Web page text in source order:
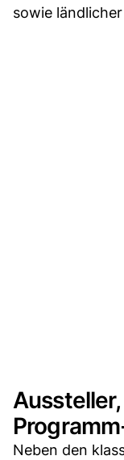
sowie ländlicher
Neben den